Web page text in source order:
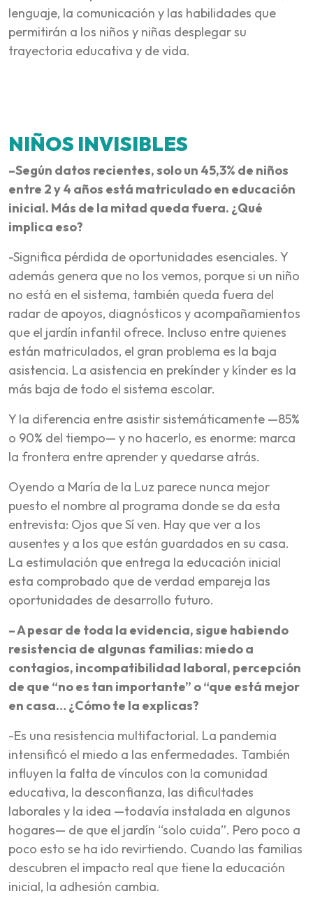
lenguaje, la comunicación y las habilidades que
permitirán a los niños y niñas desplegar su
trayectoria educativa y de vida.
NIÑOS INVISIBLES
–Según datos recientes, solo un 45,3% de niños
entre 2 y 4 años está matriculado en educación
inicial. Más de la mitad queda fuera. ¿Qué
implica eso?
-Significa pérdida de oportunidades esenciales. Y
además genera que no los vemos, porque si un niño
no está en el sistema, también queda fuera del
radar de apoyos, diagnósticos y acompañamientos
que el jardín infantil ofrece. Incluso entre quienes
están matriculados, el gran problema es la baja
asistencia. La asistencia en prekínder y kínder es la
más baja de todo el sistema escolar.
Y la diferencia entre asistir sistemáticamente —85%
o 90% del tiempo— y no hacerlo, es enorme: marca
la frontera entre aprender y quedarse atrás.
Oyendo a María de la Luz parece nunca mejor
puesto el nombre al programa donde se da esta
entrevista: Ojos que Sí ven. Hay que ver a los
ausentes y a los que están guardados en su casa.
La estimulación que entrega la educación inicial
esta comprobado que de verdad empareja las
oportunidades de desarrollo futuro.
– A pesar de toda la evidencia, sigue habiendo
resistencia de algunas familias: miedo a
contagios, incompatibilidad laboral, percepción
de que “no es tan importante” o “que está mejor
en casa… ¿Cómo te la explicas?
-Es una resistencia multifactorial. La pandemia
intensificó el miedo a las enfermedades. También
influyen la falta de vínculos con la comunidad
educativa, la desconfianza, las dificultades
laborales y la idea —todavía instalada en algunos
hogares— de que el jardín “solo cuida”. Pero poco a
poco esto se ha ido revirtiendo. Cuando las familias
descubren el impacto real que tiene la educación
inicial, la adhesión cambia.